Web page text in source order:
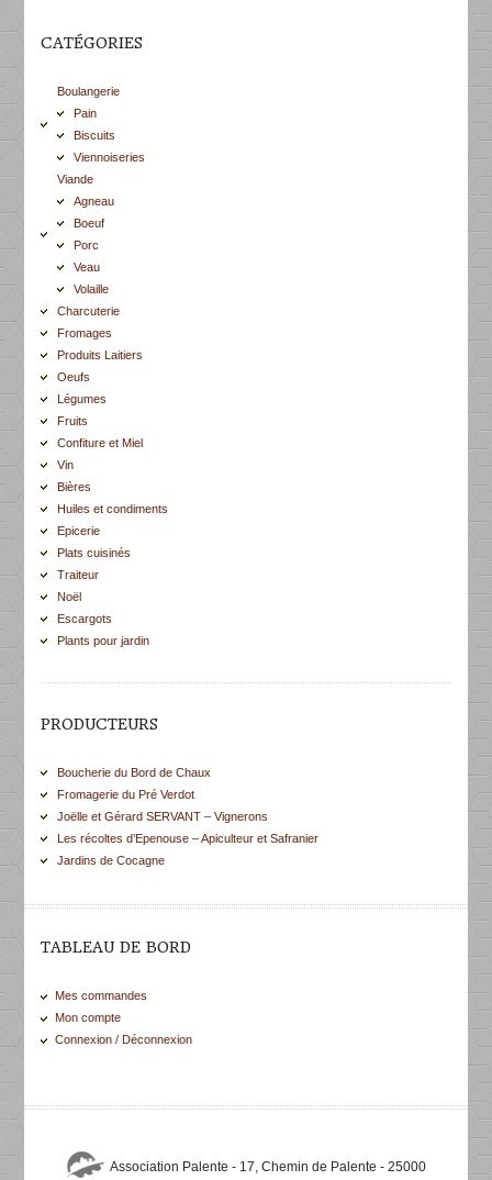
CATÉGORIES
Boulangerie
Pain
Biscuits
Viennoiseries
Viande
Agneau
Boeuf
Porc
Veau
Volaille
Charcuterie
Fromages
Produits Laitiers
Oeufs
Légumes
Fruits
Confiture et Miel
Vin
Bières
Huiles et condiments
Epicerie
Plats cuisinés
Traiteur
Noël
Escargots
Plants pour jardin
PRODUCTEURS
Boucherie du Bord de Chaux
Fromagerie du Pré Verdot
Joëlle et Gérard SERVANT – Vignerons
Les récoltes d’Epenouse – Apiculteur et Safranier
Jardins de Cocagne
TABLEAU DE BORD
Mes commandes
Mon compte
Connexion / Déconnexion
Association Palente - 17, Chemin de Palente - 25000